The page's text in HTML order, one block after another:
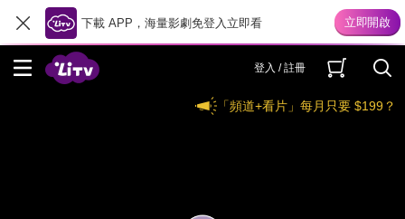
下載 APP，海量影劇免登入立即看
登入 / 註冊
「頻道+看片」每月只要 $199？